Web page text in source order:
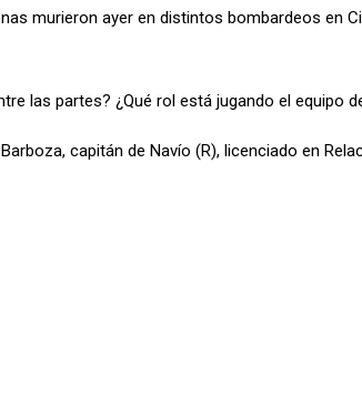
murieron ayer en distintos bombardeos en
las partes? ¿Qué rol está jugando el equipo
capitán de Navío (R), licenciado en